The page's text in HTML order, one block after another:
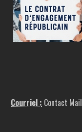
Courriel : Contact Mail